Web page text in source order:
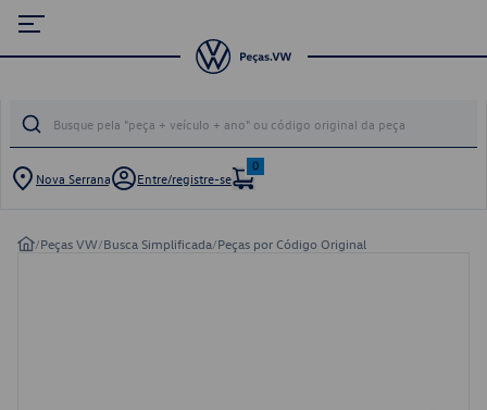
Nova Serrana Entre/registre-se
0
/Peças VW/Busca Simplificada/Peças por Código Original